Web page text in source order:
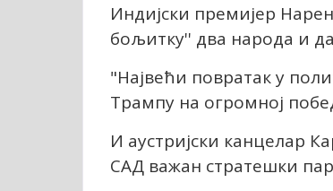
Индијски премијер
бољитку'' два народа и
"Највећи повратак у
Трампу на огромној
И аустријски канцелар
САД важан стратешки